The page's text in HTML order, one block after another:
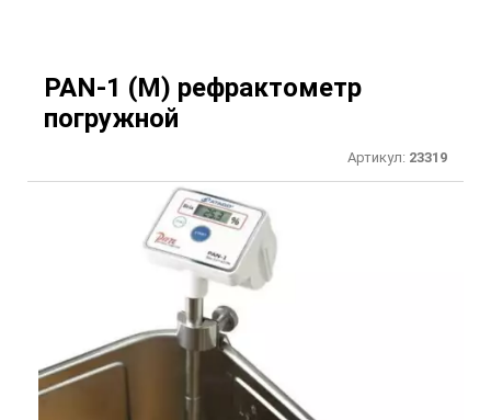
PAN-1 (M) рефрактометр
погружной
Артикул: 23319